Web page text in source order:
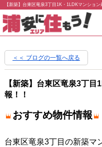
＜＜ ブログの一覧へ戻る
【新築】台東区竜泉3丁
報！！
おすすめ物件情報
台東区竜泉3丁目の新築マ